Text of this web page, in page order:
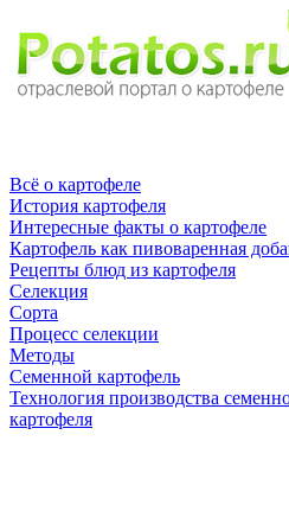
Всё о картофеле
История картофеля
Интересные факты о картофеле
Картофель как пивоваренная
Рецепты блюд из картофеля
Селекция
Сорта
Процесс селекции
Методы
Семенной картофель
Технология производства
картофеля